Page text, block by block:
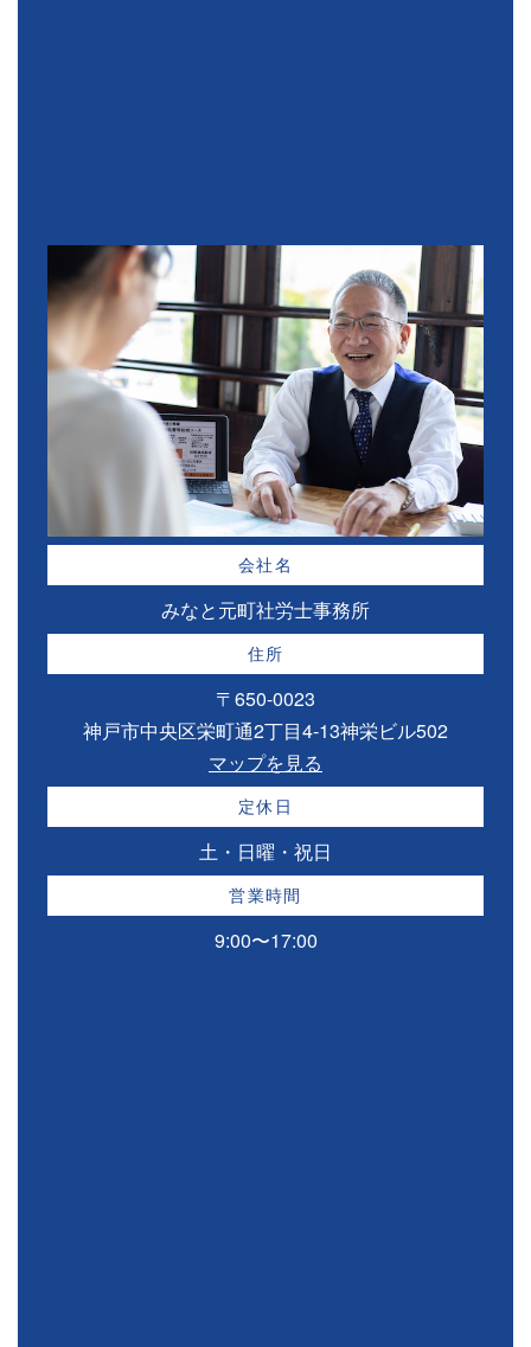
会社名
みなと元町社労士事務所
住所
〒650-0023
神戸市中央区栄町通2丁目4-13神栄ビル502
マップを見る
定休日
土・日曜・祝日
営業時間
9:00〜17:00